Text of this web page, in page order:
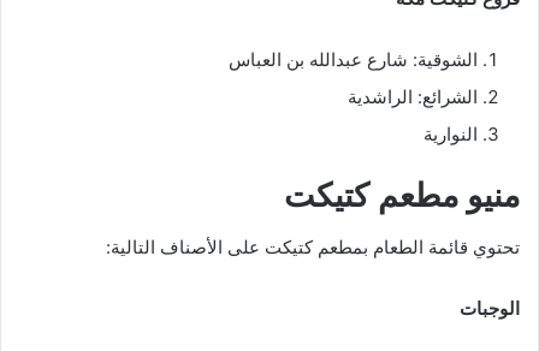
الشوقية: شارع عبدالله بن العباس
الشرائع: الراشدية
النوارية
منيو مطعم كتيكت
تحتوي قائمة الطعام بمطعم كتيكت على الأصناف التالية:
الوجبات